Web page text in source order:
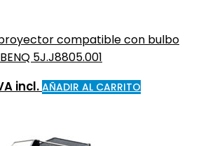
compatible con bulbo
5J.J8805.001
incl. AÑADIR AL CARRITO